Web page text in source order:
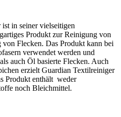
in seiner vielseitigen
Produkt zur Reinigung von
Flecken. Das Produkt kann bei
verwendet werden und
auch Öl basierte Flecken. Auch
erzielt Guardian Textilreiniger
Produkt enthält weder
noch Bleichmittel.